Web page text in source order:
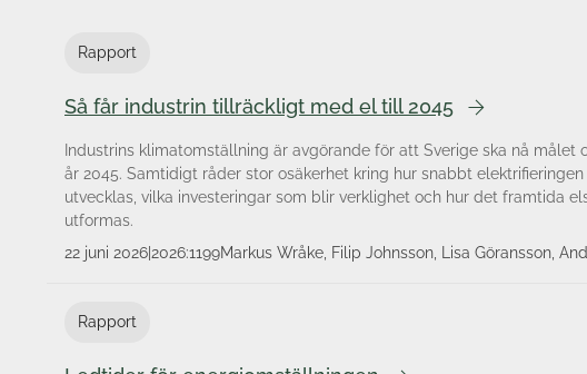
Rapport
Så får industrin tillräckligt med el till 2045
Industrins klimatomställning är avgörande för att Sverige ska nå målet
år 2045. Samtidigt råder stor osäkerhet kring hur snabbt
utvecklas, vilka investeringar som blir verklighet och hur det framtida
utformas.
22 juni 20262026:1199Markus Wråke, Filip Johnsson, Lisa Göransson,
Rapport